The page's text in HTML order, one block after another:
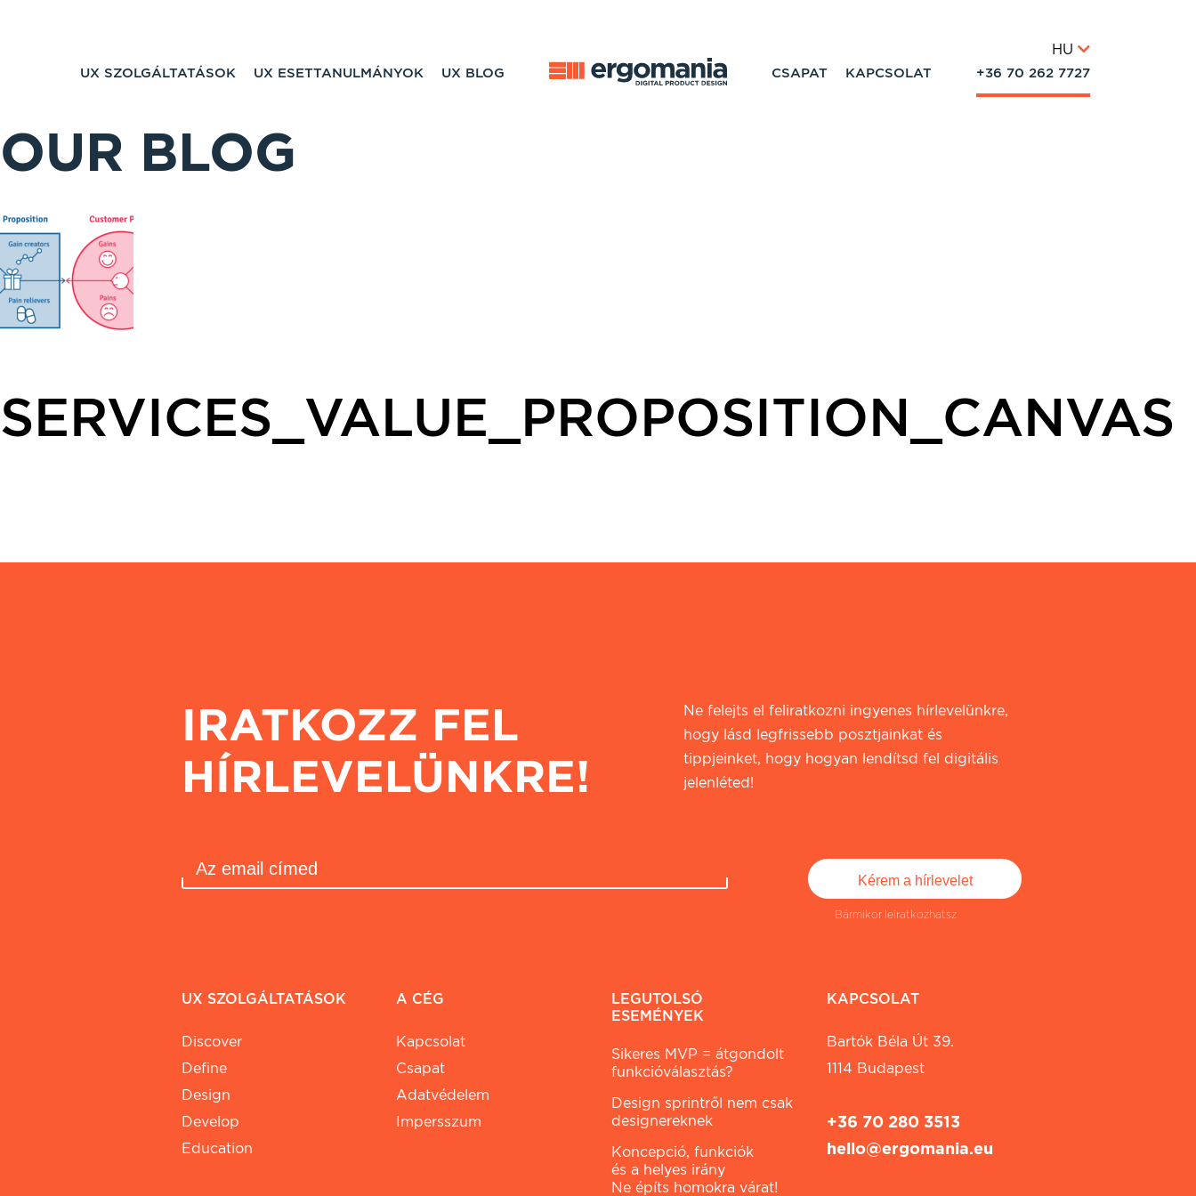
UX SZOLGÁLTATÁSOK UX ESETTANULMÁNYOK UX BLOG
HU
CSAPAT KAPCSOLAT +36 70 262 7727
OUR BLOG
SERVICES_VALUE_PROPOSITION_CANVAS
IRATKOZZ FEL
HÍRLEVELÜNKRE!
Ne felejts el feliratkozni ingyenes hírlevelünkre,
hogy lásd legfrissebb posztjainkat és
tippjeinket, hogy hogyan lendítsd fel digitális
jelenléted!
Bármikor leiratkozhatsz
UX SZOLGÁLTATÁSOK
Discover
Define
Design
Develop
Education
A CÉG
Kapcsolat
Csapat
Adatvédelem
Impersszum
LEGUTOLSÓ
ESEMÉNYEK
Sikeres MVP = átgondolt
funkcióválasztás?
Design sprintről nem csak
designereknek
Koncepció, funkciók
és a helyes irány
Ne építs homokra várat!
KAPCSOLAT
Bartók Béla Út 39.
1114 Budapest
+36 70 280 3513
hello@ergomania.eu